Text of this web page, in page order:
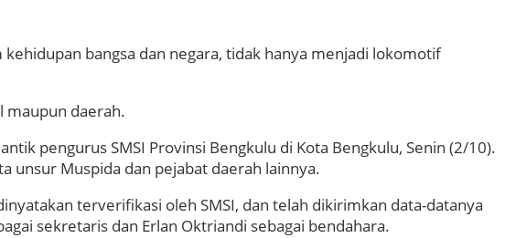
bangsa dan negara, tidak hanya menjadi lokomotif
maupun daerah.
pengurus SMSI Provinsi Bengkulu di Kota Bengkulu, Senin (2/10).
unsur Muspida dan pejabat daerah lainnya.
terverifikasi oleh SMSI, dan telah dikirimkan data-datanya
sekretaris dan Erlan Oktriandi sebagai bendahara.